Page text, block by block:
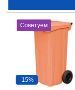
Советуем
-15%